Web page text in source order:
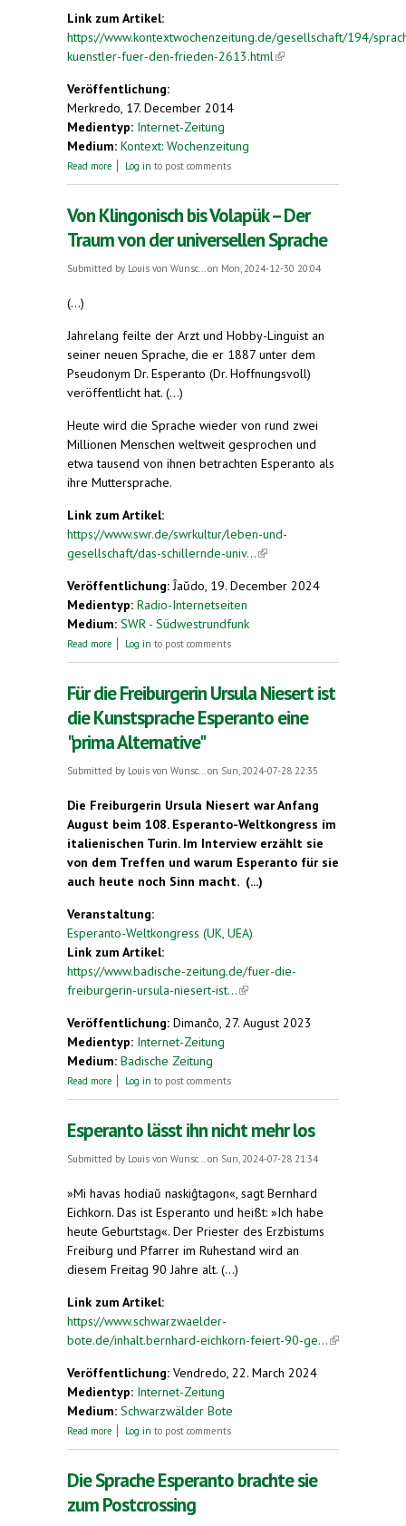
Link zum Artikel:
https://www.kontextwochenzeitung.de/gesellschaft/194/
kuenstler-fuer-den-frieden-2613.html(link is
Veröffentlichung:
Merkredo, 17. December 2014
Medientyp: Internet-Zeitung
Medium: Kontext: Wochenzeitung
Read more about Sprach-Künstler für den Frieden
Log in to post comments
Von Klingonisch bis Volapük – Der
Traum von der universellen Sprache
Submitted by Louis von Wunsc...on Mon, 2024-12-30 20:04
(...)
Jahrelang feilte der Arzt und Hobby-Linguist an
seiner neuen Sprache, die er 1887 unter dem
Pseudonym Dr. Esperanto (Dr. Hoffnungsvoll)
veröffentlicht hat. (...)
Heute wird die Sprache wieder von rund zwei
Millionen Menschen weltweit gesprochen und
etwa tausend von ihnen betrachten Esperanto als
ihre Muttersprache.
Link zum Artikel:
https://www.swr.de/swrkultur/leben-und-
gesellschaft/das-schillernde-univ...(link is
Veröffentlichung:Ĵaŭdo, 19. December 2024
Medientyp: Radio-Internetseiten
Medium: SWR - Südwestrundfunk
Read more about Von Klingonisch bis Volapük – Der Traum von
Log in to post comments
Für die Freiburgerin Ursula Niesert ist
die Kunstsprache Esperanto eine
"prima Alternative"
Submitted by Louis von Wunsc...on Sun, 2024-07-28 22:35
Die Freiburgerin Ursula Niesert war Anfang
August beim 108. Esperanto-Weltkongress im
italienischen Turin. Im Interview erzählt sie
von dem Treffen und warum Esperanto für sie
auch heute noch Sinn macht. (...)
Veranstaltung:
Esperanto-Weltkongress (UK, UEA)
Link zum Artikel:
https://www.badische-zeitung.de/fuer-die-
freiburgerin-ursula-niesert-ist...(link is external)
Veröffentlichung: Dimanĉo, 27. August 2023
Medientyp: Internet-Zeitung
Medium: Badische Zeitung
Read more about Für die Freiburgerin Ursula Niesert ist die
Log in to post comments
Esperanto lässt ihn nicht mehr los
Submitted by Louis von Wunsc...on Sun, 2024-07-28 21:34
»Mi havas hodiaŭ naskiĝtagon«, sagt Bernhard
Eichkorn. Das ist Esperanto und heißt: »Ich habe
heute Geburtstag«. Der Priester des Erzbistums
Freiburg und Pfarrer im Ruhestand wird an
diesem Freitag 90 Jahre alt. (...)
Link zum Artikel:
https://www.schwarzwaelder-
bote.de/inhalt.bernhard-eichkorn-feiert-90-ge...(link is
Veröffentlichung: Vendredo, 22. March 2024
Medientyp: Internet-Zeitung
Medium: Schwarzwälder Bote
Read more about Esperanto lässt ihn nicht mehr los
Log in to post comments
Die Sprache Esperanto brachte sie
zum Postcrossing